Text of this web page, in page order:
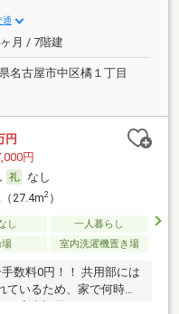
通
月 / 7階建
名古屋市中区橘１丁目
円
円
なし
27.4m2）
し
一人暮らし
場 室内洗濯機置き場
数料0円！！ 共用部には
いるため、家で何時間
。室内設備はエアコン・